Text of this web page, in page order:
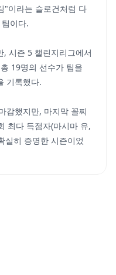
"이라는 슬로건처럼 다
이다.
시즌 5 챌린지리그에서
19명의 선수가 팀을
기록했다.
감했지만, 마지막 꼴찌
최다 득점자(마시마 유,
실히 증명한 시즌이었